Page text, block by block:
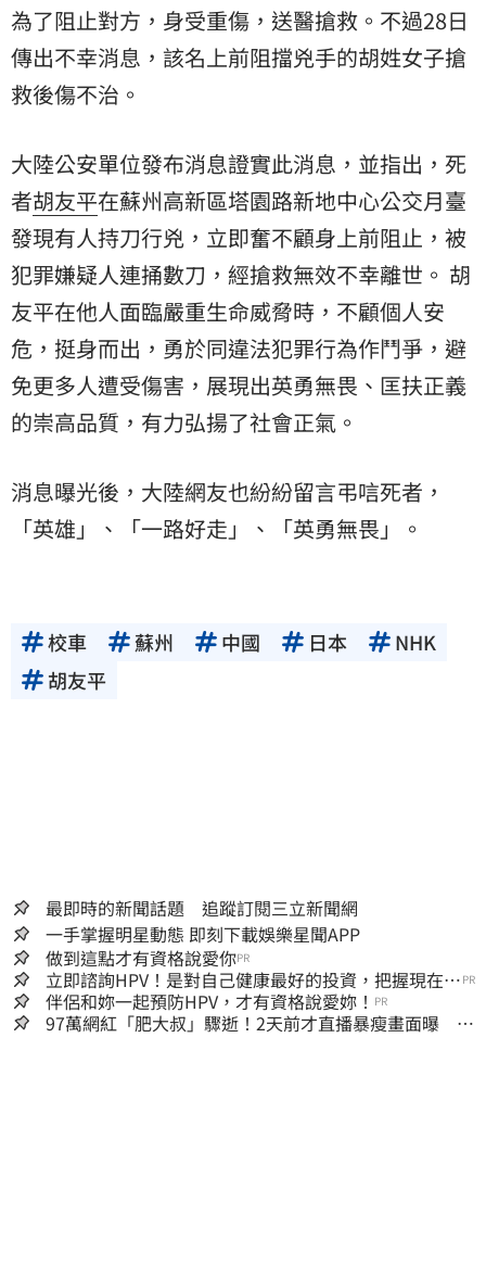
為了阻止對方，身受重傷，送醫搶救。不過28日
傳出不幸消息，該名上前阻擋兇手的胡姓女子搶
救後傷不治。
大陸公安單位發布消息證實此消息，並指出，死
者胡友平在蘇州高新區塔園路新地中心公交月臺
發現有人持刀行兇，立即奮不顧身上前阻止，被
犯罪嫌疑人連捅數刀，經搶救無效不幸離世。 胡
友平在他人面臨嚴重生命威脅時，不顧個人安
危，挺身而出，勇於同違法犯罪行為作鬥爭，避
免更多人遭受傷害，展現出英勇無畏、匡扶正義
的崇高品質，有力弘揚了社會正氣。
消息曝光後，大陸網友也紛紛留言弔唁死者，
「英雄」、「一路好走」、「英勇無畏」。
校車 蘇州 中國 日本
NHK
胡友平
最即時的新聞話題 追蹤訂閱三立新聞網
一手掌握明星動態 即刻下載娛樂星聞APP
做到這點才有資格說愛你PR
立即諮詢HPV！是對自己健康最好的投資，把握現在不
嫌晚！
PR
伴侶和妳一起預防HPV，才有資格說愛妳！ PR
97萬網紅「肥大叔」驟逝！2天前才直播暴瘦畫面曝 網